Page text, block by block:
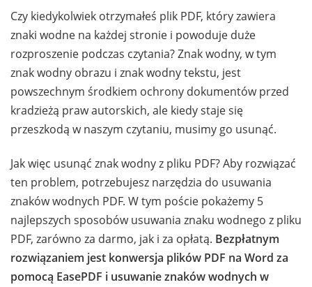
Czy kiedykolwiek otrzymałeś plik PDF, który zawiera
znaki wodne na każdej stronie i powoduje duże
rozproszenie podczas czytania? Znak wodny, w tym
znak wodny obrazu i znak wodny tekstu, jest
powszechnym środkiem ochrony dokumentów przed
kradzieżą praw autorskich, ale kiedy staje się
przeszkodą w naszym czytaniu, musimy go usunąć.
Jak więc usunąć znak wodny z pliku PDF? Aby rozwiązać
ten problem, potrzebujesz narzędzia do usuwania
znaków wodnych PDF. W tym poście pokażemy 5
najlepszych sposobów usuwania znaku wodnego z pliku
PDF, zarówno za darmo, jak i za opłatą. Bezpłatnym
rozwiązaniem jest konwersja plików PDF na Word za
pomocą EasePDF i usuwanie znaków wodnych w